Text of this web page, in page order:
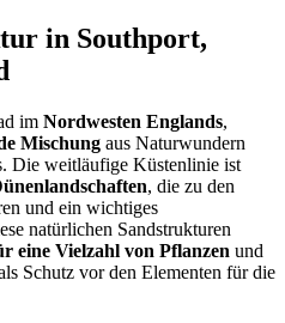
in Southport,
im Nordwesten Englands,
Mischung aus Naturwundern
Die weitläufige Küstenlinie ist
, die zu den
und ein wichtiges
natürlichen Sandstrukturen
eine Vielzahl von Pflanzen und
Schutz vor den Elementen für die